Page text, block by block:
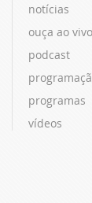
notícias
ouça ao vivo
podcast
programas
vídeos